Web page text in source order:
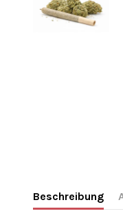
Beschreibung